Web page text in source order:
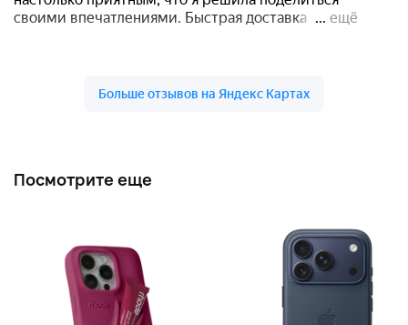
Посмотрите еще